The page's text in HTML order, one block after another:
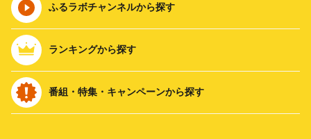
ふるラボチャンネルから探す
ランキングから探す
番組・特集・キャンペーンから探す